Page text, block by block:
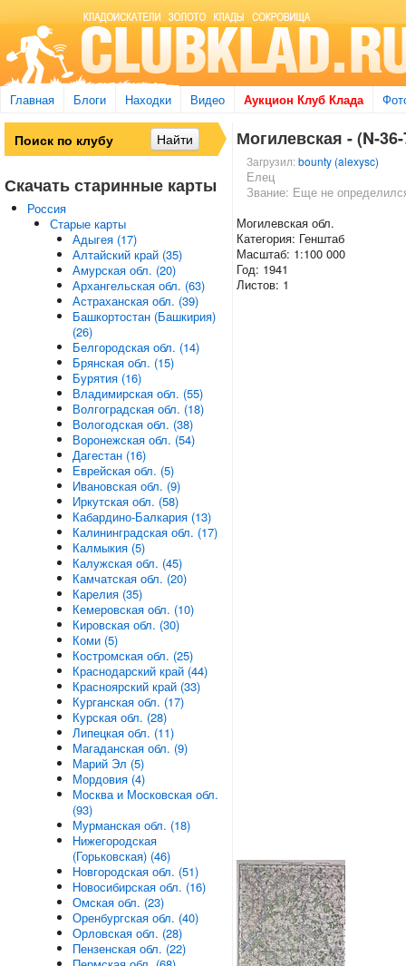
Главная Блоги Находки Видео Аукцион Клуб Клада
Могилевская - (N-
Загрузил:bounty (alexysc)
Елец
Звание: Еще не
Могилевская обл.
Категория: Генштаб
Масштаб: 1:100 000
Год: 1941
Листов: 1
Скачать старинные карты
Россия
Старые карты
Адыгея (17)
Алтайский край (35)
Амурская обл. (20)
Архангельская обл. (63)
Астраханская обл. (39)
Башкортостан (Башкирия)
(26)
Белгородская обл. (14)
Брянская обл. (15)
Бурятия (16)
Владимирская обл. (55)
Волгоградская обл. (18)
Вологодская обл. (38)
Воронежская обл. (54)
Дагестан (16)
Еврейская обл. (5)
Ивановская обл. (9)
Иркутская обл. (58)
Кабардино-Балкария (13)
Калининградская обл. (17)
Калмыкия (5)
Калужская обл. (45)
Камчатская обл. (20)
Карелия (35)
Кемеровская обл. (10)
Кировская обл. (30)
Коми (5)
Костромская обл. (25)
Краснодарский край (44)
Красноярский край (33)
Курганская обл. (17)
Курская обл. (28)
Липецкая обл. (11)
Магаданская обл. (9)
Марий Эл (5)
Мордовия (4)
Москва и Московская обл.
(93)
Мурманская обл. (18)
Нижегородская
(Горьковская) (46)
Новгородская обл. (51)
Новосибирская обл. (16)
Омская обл. (23)
Оренбургская обл. (40)
Орловская обл. (28)
Пензенская обл. (22)